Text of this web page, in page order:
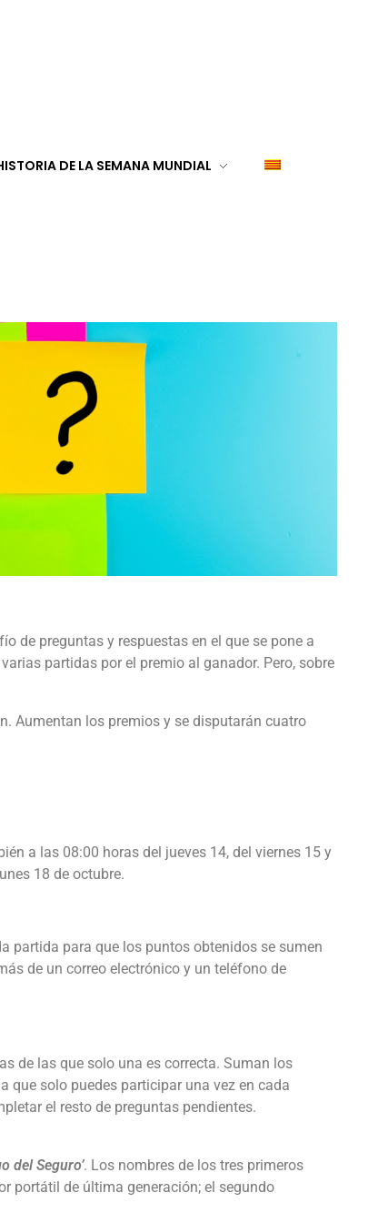
DE LA SEMANA MUNDIAL
de preguntas y respuestas en el que se pone a
partidas por el premio al ganador. Pero, sobre
Aumentan los premios y se disputarán cuatro
a las 08:00 horas del jueves 14, del viernes 15 y
18 de octubre.
partida para que los puntos obtenidos se sumen
de un correo electrónico y un teléfono de
de las que solo una es correcta. Suman los
que solo puedes participar una vez en cada
el resto de preguntas pendientes.
del Seguro’. Los nombres de los tres primeros
portátil de última generación; el segundo